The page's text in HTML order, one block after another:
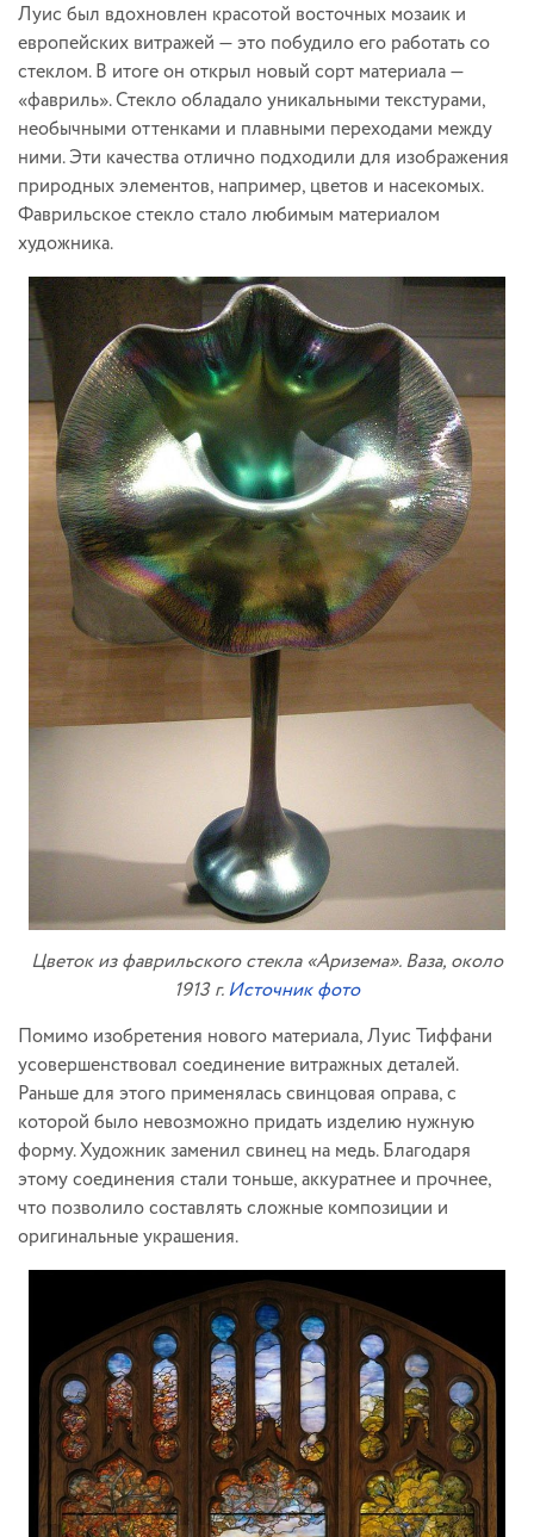
Луис был вдохновлен красотой восточных мозаик и
европейских витражей — это побудило его работать со
стеклом. В итоге он открыл новый сорт материала —
«фавриль». Стекло обладало уникальными текстурами,
необычными оттенками и плавными переходами между
ними. Эти качества отлично подходили для изображения
природных элементов, например, цветов и насекомых.
Фаврильское стекло стало любимым материалом
художника.
Цветок из фаврильского стекла «Аризема». Ваза, около
1913 г.Источник фото
Помимо изобретения нового материала, Луис Тиффани
усовершенствовал соединение витражных деталей.
Раньше для этого применялась свинцовая оправа, с
которой было невозможно придать изделию нужную
форму. Художник заменил свинец на медь. Благодаря
этому соединения стали тоньше, аккуратнее и прочнее,
что позволило составлять сложные композиции и
оригинальные украшения.